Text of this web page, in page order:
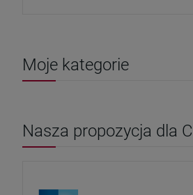
Moje kategorie
Nasza propozycja dla